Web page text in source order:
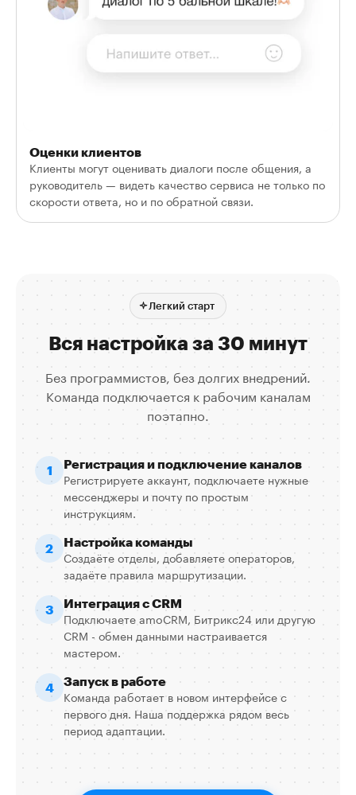
Оценки клиентов
Клиенты могут оценивать диалоги после общения, а
руководитель — видеть качество сервиса не только по
скорости ответа, но и по обратной связи.
Легкий старт
Вся настройка за 30 минут
Без программистов, без долгих внедрений.
Команда подключается к рабочим каналам
поэтапно.
1 Регистрация и подключение каналов
Регистрируете аккаунт, подключаете нужные
мессенджеры и почту по простым
инструкциям.
2 Настройка команды
Создаёте отделы, добавляете операторов,
задаёте правила маршрутизации.
3 Интеграция с CRM
Подключаете amoCRM, Битрикс24 или другую
CRM - обмен данными настраивается
мастером.
4 Запуск в работе
Команда работает в новом интерфейсе с
первого дня. Наша поддержка рядом весь
период адаптации.